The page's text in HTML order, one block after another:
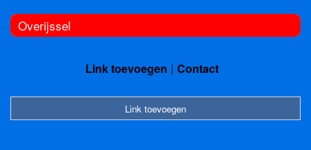
Overijssel
Link toevoegen Contact
Link toevoegen